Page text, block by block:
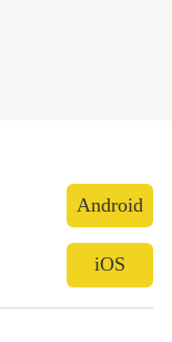
Android
iOS